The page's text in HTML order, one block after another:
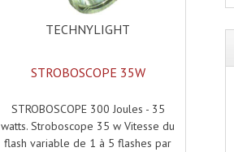
TECHNYLIGHT
STROBOSCOPE 35W
STROBOSCOPE 300 Joules - 35
watts. Stroboscope 35 w Vitesse du
flash variable de 1 à 5 flashes par